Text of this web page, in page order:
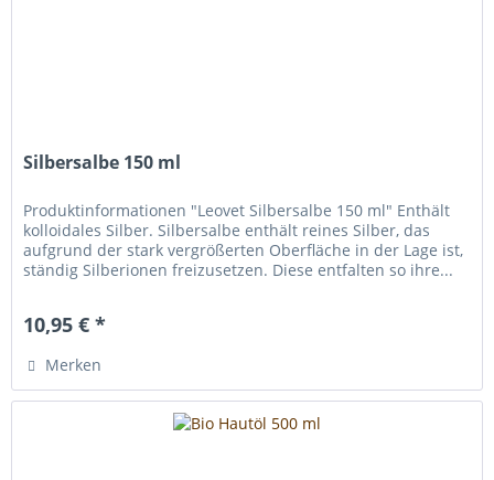
Silbersalbe 150 ml
Produktinformationen "Leovet Silbersalbe 150 ml" Enthält
kolloidales Silber. Silbersalbe enthält reines Silber, das
aufgrund der stark vergrößerten Oberfläche in der Lage ist,
ständig Silberionen freizusetzen. Diese entfalten so ihre...
10,95 € *
Merken